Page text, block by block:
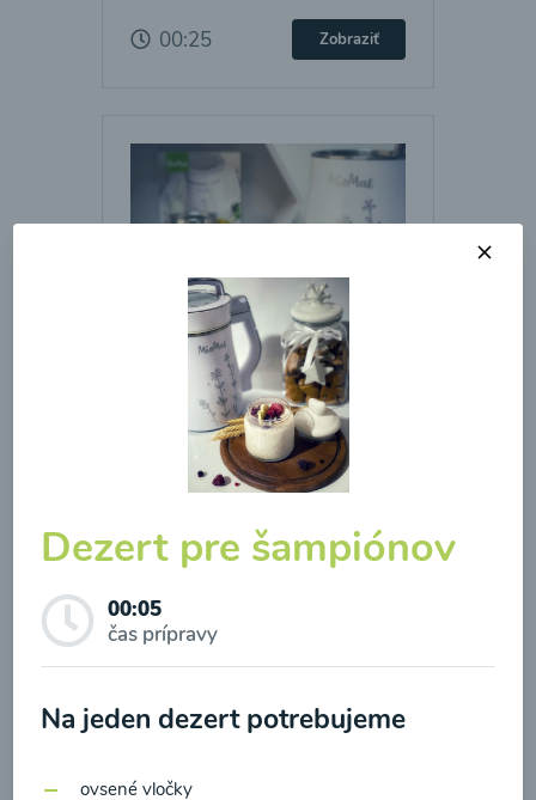
00:25 Zobraziť
Brokolicová polievka so
Dezert pre šampiónov
00:05
čas prípravy
Na jeden dezert potrebujeme
ovsené vločky
Odber noviniek a akcií
Odoslaním registrácie na Newsletter súhlasím so